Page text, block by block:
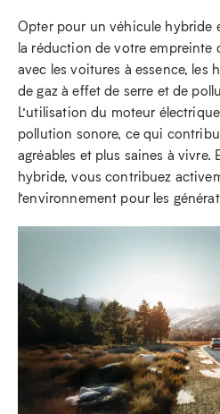
Opter pour un véhicule hybride
la réduction de votre empreinte
avec les voitures à essence, les
de gaz à effet de serre et de
L’utilisation du moteur
pollution sonore, ce qui
agréables et plus saines à
hybride, vous contribuez
l’environnement pour les